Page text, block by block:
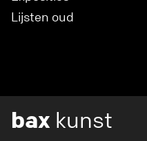
Lijsten oud
bax kunst